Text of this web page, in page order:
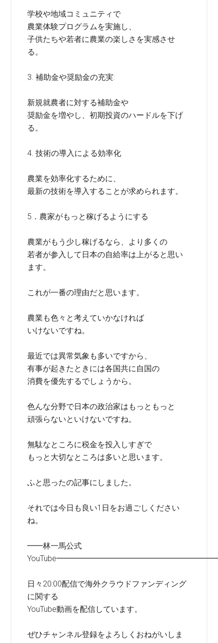
学校や地域コミュニティで
農業体験プログラムを実施し、
子供たちや若者に農業の楽しさを実感させ
る。
3. 補助金や奨励金の充実:
新規就農者に対する補助金や
奨励金を増やし、初期投資のハードルを下げ
る。
4. 技術の導入による効率化
農業を効率化するために、
最新の技術を導入することが求められます。
5．農家がもっと稼げるようにする
農業がもう少し稼げるなら、より多くの
若者が参入して日本の自給率は上がると思い
ます。
これが一番の理由だと思います。
農業も色々と考えていかなければ
いけないですね。
最近では異常気象も多いですから、
有事が起きたときには各国共に自国の
消費を優先するでしょうから。
色んな分野で日本の政治家はもっともっと
頑張らないといけないですね。
無駄なところに税金を投入しすぎで
もっと大切なところは多いと思います。
ふと思ったの記事にしました。
それでは今日も良い1日をお過ごしください
ね。
━━林一馬公式
日々20:00配信で海外クラウドファンディング
に関する
YouTube動画を配信しています。
ぜひチャンネル登録をよろしくおねがいしま